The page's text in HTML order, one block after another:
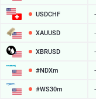
USDCHF -
XAUUSD -
XBRUSD -
#NDXm -
#WS30m -